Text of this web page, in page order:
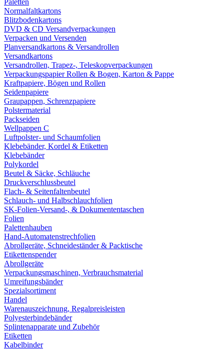
Paletten
Normalfaltkartons
Blitzbodenkartons
DVD & CD Versandverpackungen
Verpacken und Versenden
Planversandkartons & Versandrollen
Versandkartons
Versandrollen, Trapez-, Teleskopverpackungen
Verpackungspapier Rollen & Bogen, Karton & Pappe
Kraftpapiere, Bögen und Rollen
Seidenpapiere
Graupappen, Schrenzpapiere
Polstermaterial
Packseiden
Wellpappen C
Luftpolster- und Schaumfolien
Klebebänder, Kordel & Etiketten
Klebebänder
Polykordel
Beutel & Säcke, Schläuche
Druckverschlussbeutel
Flach- & Seitenfaltenbeutel
Schlauch- und Halbschlauchfolien
SK-Folien-Versand-, & Dokumententaschen
Folien
Palettenhauben
Hand-Automatenstrechfolien
Abrollgeräte, Schneideständer & Packtische
Etikettenspender
Abrollgeräte
Verpackungsmaschinen, Verbrauchsmaterial
Umreifungsbänder
Spezialsortiment
Handel
Warenauszeichnung, Regalpreisleisten
Polyesterbindebänder
Splintenapparate und Zubehör
Etiketten
Kabelbinder